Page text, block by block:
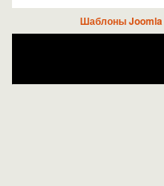
Шаблоны Joomla